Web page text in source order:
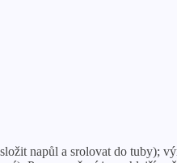
napůl a srolovat do tuby);